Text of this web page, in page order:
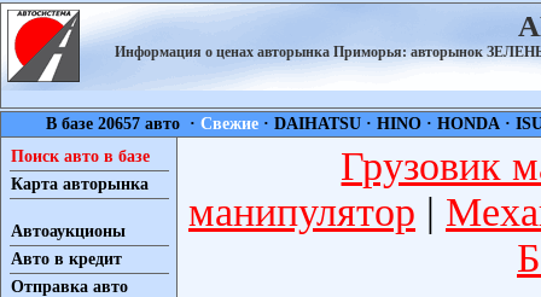
Информация о ценах авторынка Приморья: авторынок
В базе 20657 авто ·Свежие ·DAIHATSU ·HINO ·HONDA ·
Поиск авто в базе
Карта авторынка
Автоаукционы
Авто в кредит
Отправка авто
Грузовик
манипулятор |